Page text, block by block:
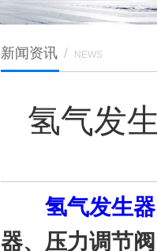
新闻资讯 / NEWS
氢气发
氢气发生器
器、压力调节